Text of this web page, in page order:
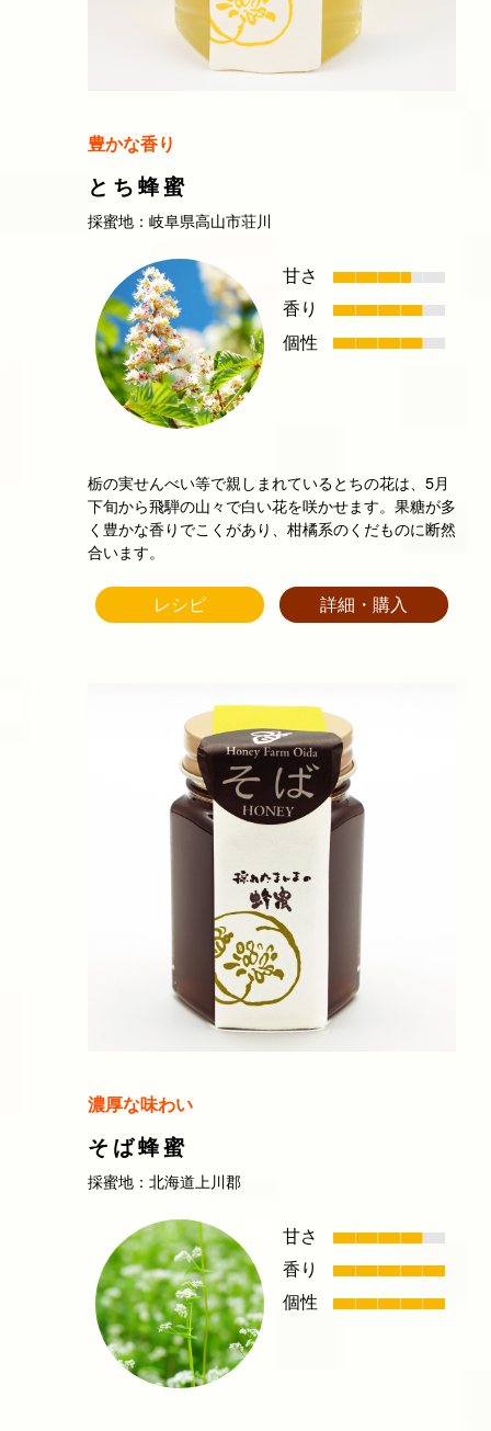
豊かな香り
とち蜂蜜
採蜜地：岐阜県高山市荘川
甘さ
香り
個性
栃の実せんべい等で親しまれているとちの花は、5月
下旬から飛騨の山々で白い花を咲かせます。果糖が多
く豊かな香りでこくがあり、柑橘系のくだものに断然
合います。
レシピ 詳細・購入
濃厚な味わい
そば蜂蜜
採蜜地：北海道上川郡
甘さ
香り
個性